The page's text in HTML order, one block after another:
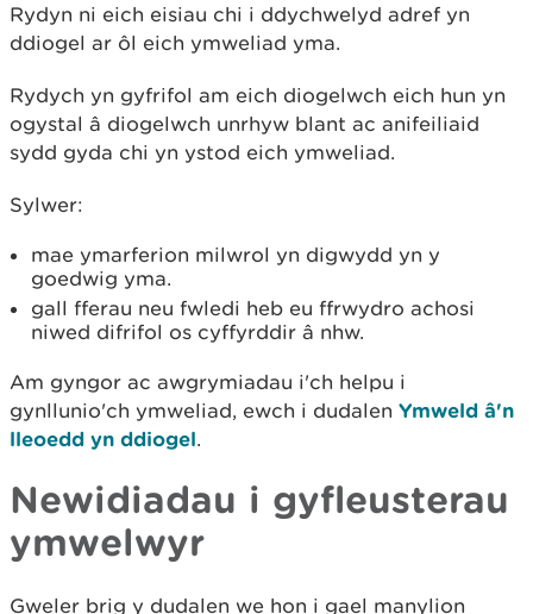
Rydyn ni eich eisiau chi i ddychwelyd adref yn
ddiogel ar ôl eich ymweliad yma.
Rydych yn gyfrifol am eich diogelwch eich hun yn
ogystal â diogelwch unrhyw blant ac anifeiliaid
sydd gyda chi yn ystod eich ymweliad.
Sylwer:
mae ymarferion milwrol yn digwydd yn y
goedwig yma.
gall fferau neu fwledi heb eu ffrwydro achosi
niwed difrifol os cyffyrddir â nhw.
Am gyngor ac awgrymiadau i'ch helpu i
gynllunio'ch ymweliad, ewch i dudalen Ymweld â'n
lleoedd yn ddiogel.
Newidiadau i gyfleusterau
ymwelwyr
Gweler brig y dudalen we hon i gael manylion